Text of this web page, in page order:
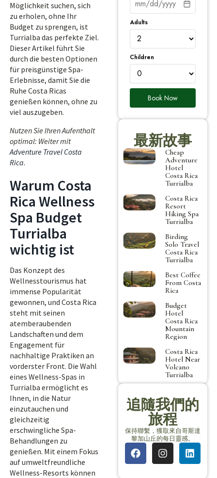
Möglichkeit suchen, sich
zu erholen, ohne Ihr
Budget zu sprengen, ist
Turrialba das perfekte Ziel.
Dieser Artikel führt Sie
durch die besten Optionen
für preisgünstige Spa-
Erlebnisse, damit Sie die
Ruhe Costa Ricas
genießen können, ohne zu
viel auszugeben.
Nutzen Sie Ihren Aufenthalt
optimal: Weiter mit
Adventure Travel Costa
Rica.
Warum Costa
Rica Wellness
Spa Budget
Turrialba
wichtig ist
Das Konzept des
Wellnesstourismus hat
immense Popularität
gewonnen, und Costa Rica
steht mit seinen
atemberaubenden
Landschaften und dem
Engagement für
nachhaltige Praktiken an
vorderster Front. Die Wahl
eines Wellness-Spas in
Turrialba ermöglicht es
Ihnen, in die Natur
einzutauchen und
gleichzeitig
erschwingliche Spa-
Behandlungen zu
genießen. Mit einem Fokus
auf umweltfreundliche
Wellness-Resorts können
Adults
Children
Book Now
最新故事
Cheap
Adventure
Hotel
Costa Rica
Turrialba
Costa Rica
Resort
Hiking Spa
Turrialba
Birding
Solo Travel
Costa Rica
Turrialba
Best Coffee
From Costa
Rica
Budget
Hotel
Costa Rica
Mountain
Region
Costa Rica
Hotel Near
Volcano
Turrialba
追隨我們的
旅程
保持聯繫，獲取來自哥斯達
黎加山丘的每日靈感。